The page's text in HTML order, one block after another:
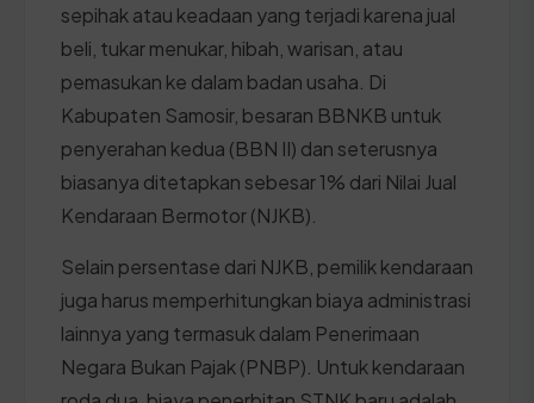
sepihak atau keadaan yang terjadi karena jual
beli, tukar menukar, hibah, warisan, atau
pemasukan ke dalam badan usaha. Di
Kabupaten Samosir, besaran BBNKB untuk
penyerahan kedua (BBN II) dan seterusnya
biasanya ditetapkan sebesar 1% dari Nilai Jual
Kendaraan Bermotor (NJKB).
Selain persentase dari NJKB, pemilik kendaraan
juga harus memperhitungkan biaya administrasi
lainnya yang termasuk dalam Penerimaan
Negara Bukan Pajak (PNBP). Untuk kendaraan